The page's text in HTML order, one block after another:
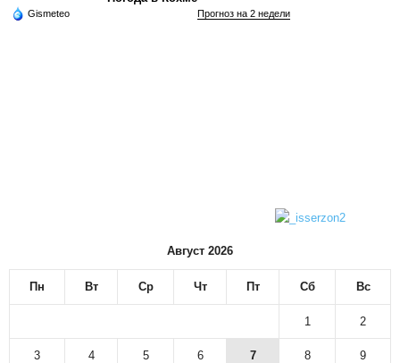
Gismeteo Прогноз на 2 недели
Август 2026
Пн Вт Ср Чт Пт Сб Вс
1 2
3 4 5 6 7 8 9